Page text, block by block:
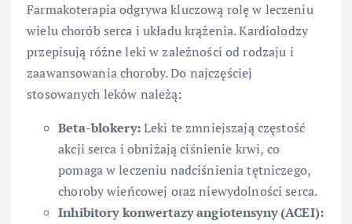
Farmakoterapia odgrywa kluczową rolę w leczeniu
wielu chorób serca i układu krążenia. Kardiolodzy
przepisują różne leki w zależności od rodzaju i
zaawansowania choroby. Do najczęściej
stosowanych leków należą:
Beta-blokery:Leki te zmniejszają częstość
akcji serca i obniżają ciśnienie krwi, co
pomaga w leczeniu nadciśnienia tętniczego,
choroby wieńcowej oraz niewydolności serca.
Inhibitory konwertazy angiotensyny (ACEI):